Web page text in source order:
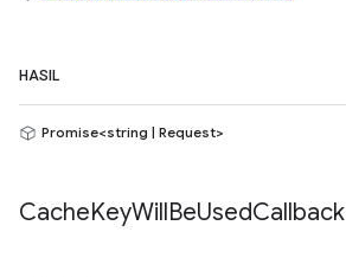
HASIL
Promise<string | Request>
CacheKeyWillBeUsedCallback